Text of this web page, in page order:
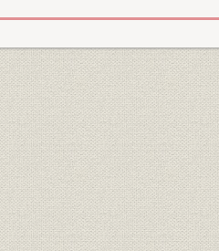
業の展開
国産化
営論
拡張計画